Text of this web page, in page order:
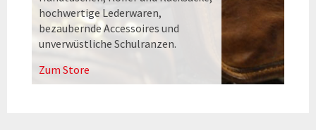
hochwertige Lederwaren,
bezaubernde Accessoires und
unverwüstliche Schulranzen.
Zum Store